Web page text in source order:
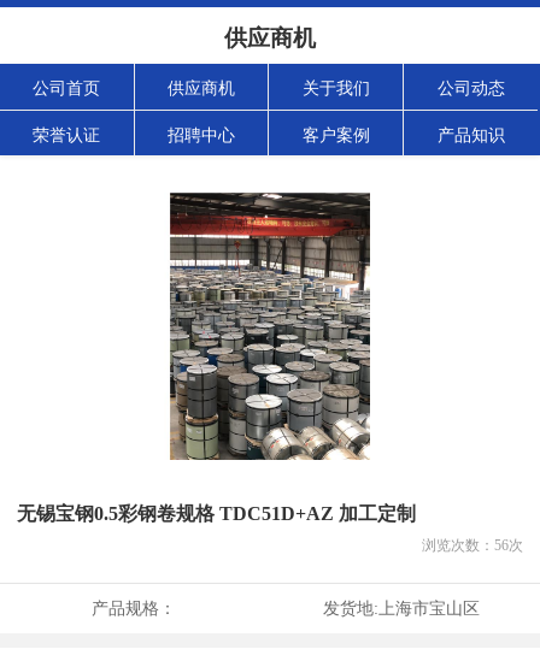
供应商机
公司首页 供应商机 关于我们 公司动态
荣誉认证 招聘中心 客户案例 产品知识
无锡宝钢0.5彩钢卷规格 TDC51D+AZ 加工定制
浏览次数： 56次
产品规格： 发货地: 上海市宝山区